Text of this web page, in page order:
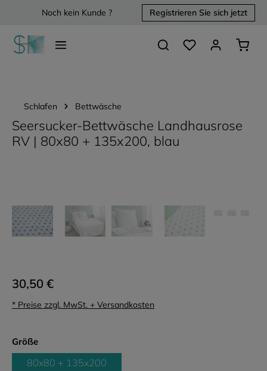
springenNoch kein Kunde ? Registrieren Sie sich jetzt
Du hast 0 Produkte
Schlafen Bettwäsche
Seersucker-Bettwäsche Landhausrose
RV | 80x80 + 135x200, blau
30,50 €
* Preise zzgl. MwSt. + Versandkosten
Größeauswählen
80x80 + 135x200